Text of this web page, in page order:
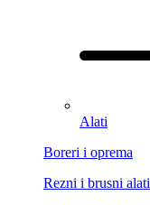
Alati
Boreri i oprema
Rezni i brusni alati